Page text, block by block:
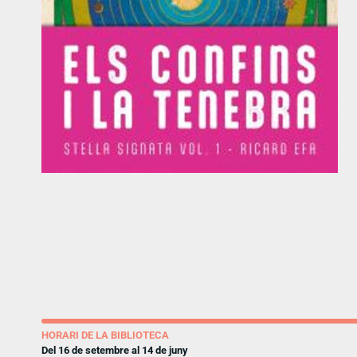
HORARI DE LA BIBLIOTECA
Del 16 de setembre al 14 de juny